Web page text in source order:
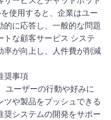
使用すると、企業はユー
的に応答し、一般的な問題
トな顧客サービス システ
率が向上し、人件費が削減
奨事項
ーザーの行動や好みに
や製品をプッシュできる
奨システムの開発をサポー